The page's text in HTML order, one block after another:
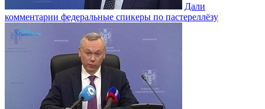
Дали
комментарии федеральные спикеры по пастереллёзу